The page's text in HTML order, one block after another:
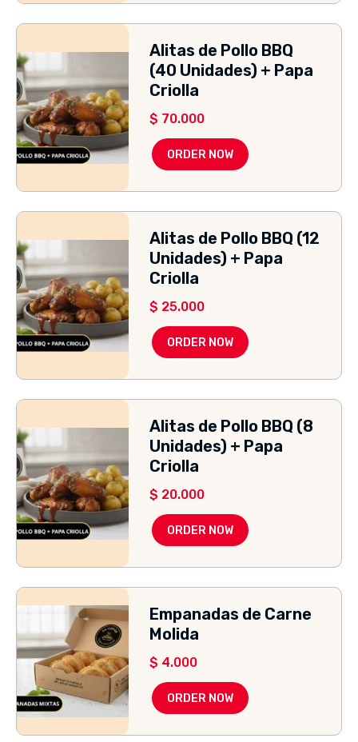
Alitas de Pollo BBQ
(40 Unidades) + Papa
Criolla
$ 70.000
ORDER NOW
Alitas de Pollo BBQ (12
Unidades) + Papa
Criolla
$ 25.000
ORDER NOW
Alitas de Pollo BBQ (8
Unidades) + Papa
Criolla
$ 20.000
ORDER NOW
Empanadas de Carne
Molida
$ 4.000
ORDER NOW